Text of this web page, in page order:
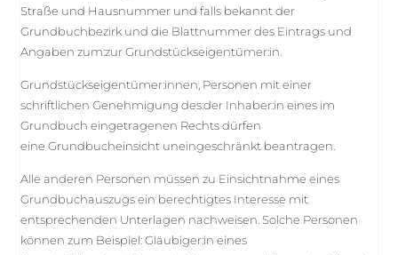
Straße und Hausnummer und falls bekannt der
Grundbuchbezirk und die Blattnummer des Eintrags und
Angaben zum:zur Grundstückseigentümer:in.
Grundstückseigentümer:innen, Personen mit einer
schriftlichen Genehmigung des:der Inhaber:in eines im
Grundbuch eingetragenen Rechts dürfen
eine Grundbucheinsicht uneingeschränkt beantragen.
Alle anderen Personen müssen zu Einsichtnahme eines
Grundbuchauszugs ein berechtigtes Interesse mit
entsprechenden Unterlagen nachweisen. Solche Personen
können zum Beispiel: Gläubiger:in eines